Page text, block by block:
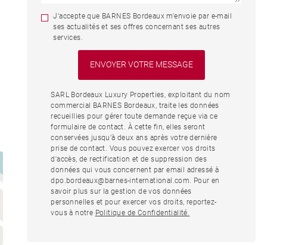
J'accepte que BARNES Bordeaux m'envoie par e-mail
ses actualités et ses offres concernant ses autres
services.
SARL Bordeaux Luxury Properties, exploitant du nom
commercial BARNES Bordeaux, traite les données
recueillies pour gérer toute demande reçue via ce
formulaire de contact. À cette fin, elles seront
conservées jusqu’à deux ans après votre dernière
prise de contact. Vous pouvez exercer vos droits
d'accès, de rectification et de suppression des
données qui vous concernent par email adressé à
dpo.bordeaux@barnes-international.com. Pour en
savoir plus sur la gestion de vos données
personnelles et pour exercer vos droits, reportez-
vous à notre Politique de Confidentialité.